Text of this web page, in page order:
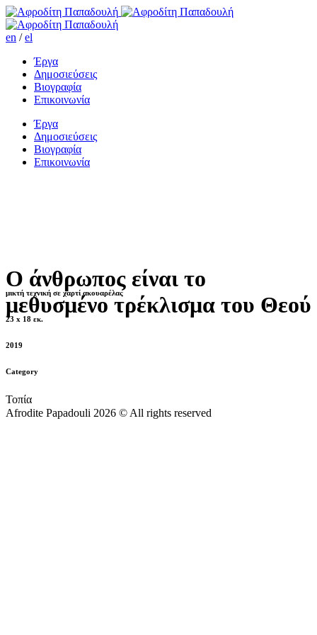
en /el
Έργα
Δημοσιεύσεις
Βιογραφία
Επικοινωνία
Έργα
Δημοσιεύσεις
Βιογραφία
Επικοινωνία
Ο άνθρωπος είναι το
μεθυσμένο τρέκλισμα του Θεού
μικτή τεχνική σε χαρτί ακουαρέλας
23 x 18 εκ.
2019
Category
Τοπία
Afrodite Papadouli 2026 © All rights reserved